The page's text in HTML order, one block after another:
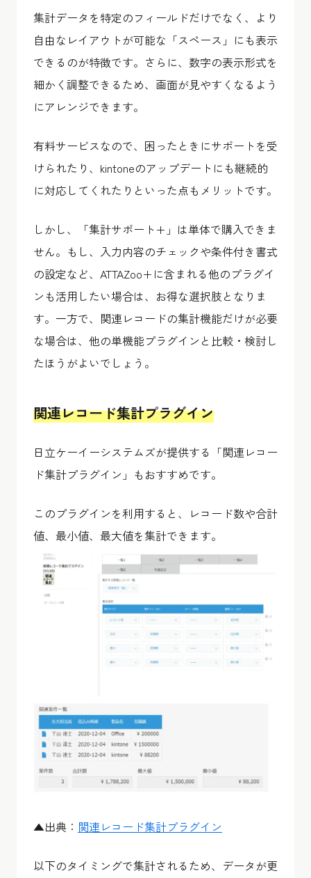
集計データを特定のフィールドだけでなく、より
自由なレイアウトが可能な「スペース」にも表示
できるのが特徴です。さらに、数字の表示形式を
細かく調整できるため、画面が見やすくなるよう
にアレンジできます。
有料サービスなので、困ったときにサポートを受
けられたり、kintoneのアップデートにも継続的
に対応してくれたりといった点もメリットです。
しかし、「集計サポート+」は単体で購入できま
せん。もし、入力内容のチェックや条件付き書式
の設定など、ATTAZoo+に含まれる他のプラグイ
ンも活用したい場合は、お得な選択肢となりま
す。一方で、関連レコードの集計機能だけが必要
な場合は、他の単機能プラグインと比較・検討し
たほうがよいでしょう。
関連レコード集計プラグイン
日立ケーイーシステムズが提供する「関連レコー
ド集計プラグイン」もおすすめです。
このプラグインを利用すると、レコード数や合計
値、最小値、最大値を集計できます。
▲出典： 関連レコード集計プラグイン
以下のタイミングで集計されるため、データが更